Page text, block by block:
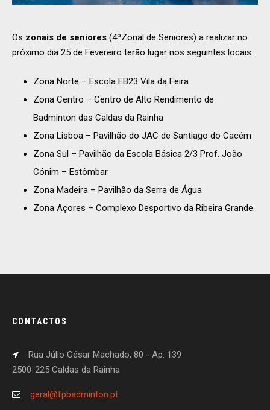
Os zonais de seniores (4ºZonal de Seniores) a realizar no
próximo dia 25 de Fevereiro terão lugar nos seguintes locais:
Zona Norte – Escola EB23 Vila da Feira
Zona Centro – Centro de Alto Rendimento de
Badminton das Caldas da Rainha
Zona Lisboa – Pavilhão do JAC de Santiago do Cacém
Zona Sul – Pavilhão da Escola Básica 2/3 Prof. João
Cónim – Estômbar
Zona Madeira – Pavilhão da Serra de Água
Zona Açores – Complexo Desportivo da Ribeira Grande
CONTACTOS
Rua Júlio César Machado, 80 - Ap. 139
2500-225 Caldas da Rainha
geral@fpbadminton.pt